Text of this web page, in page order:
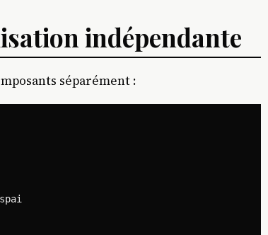
indépendante
séparément :